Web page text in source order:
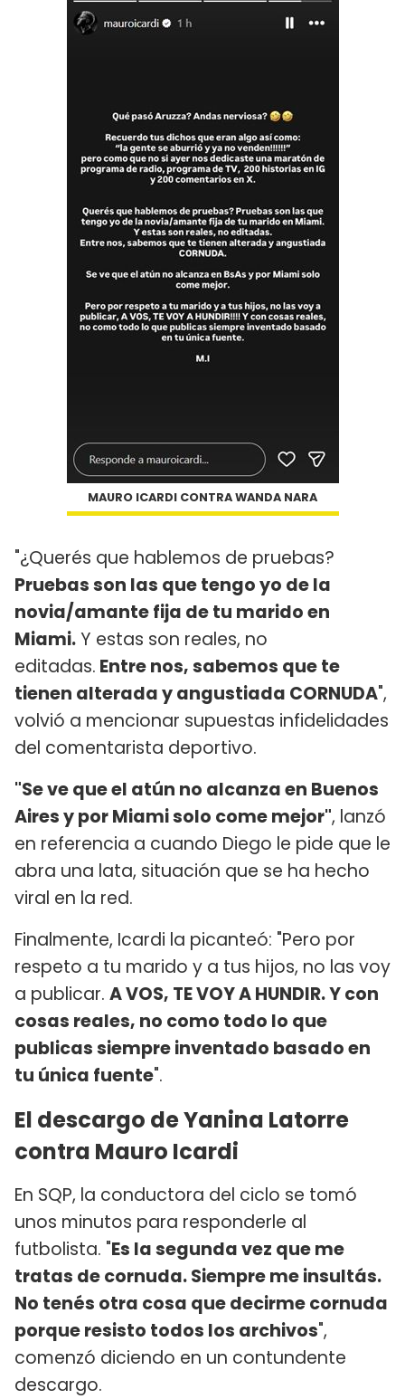
MAURO ICARDI CONTRA WANDA NARA
"¿Querés que hablemos de pruebas?
Pruebas son las que tengo yo de la
novia/amante fija de tu marido en
Miami.Y estas son reales, no
editadas. Entre nos, sabemos que te
tienen alterada y angustiada CORNUDA",
volvió a mencionar supuestas infidelidades
del comentarista deportivo.
"Se ve que el atún no alcanza en Buenos
Aires y por Miami solo come mejor", lanzó
en referencia a cuando Diego le pide que le
abra una lata, situación que se ha hecho
viral en la red.
Finalmente, Icardi la picanteó: "Pero por
respeto a tu marido y a tus hijos, no las voy
a publicar. A VOS, TE VOY A HUNDIR. Y con
cosas reales, no como todo lo que
publicas siempre inventado basado en
tu única fuente".
El descargo de Yanina Latorre
contra Mauro Icardi
En SQP, la conductora del ciclo se tomó
unos minutos para responderle al
futbolista. "Es la segunda vez que me
tratas de cornuda. Siempre me insultás.
No tenés otra cosa que decirme cornuda
porque resisto todos los archivos",
comenzó diciendo en un contundente
descargo.